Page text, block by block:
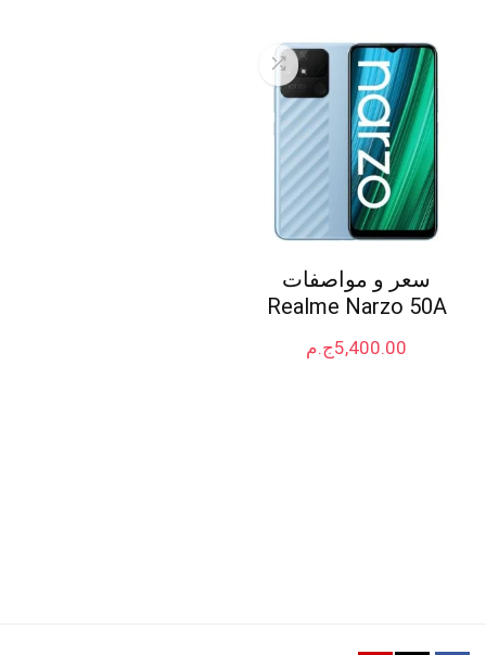
سعر و مواصفات
Realme Narzo 50A
ج.م5,400.00